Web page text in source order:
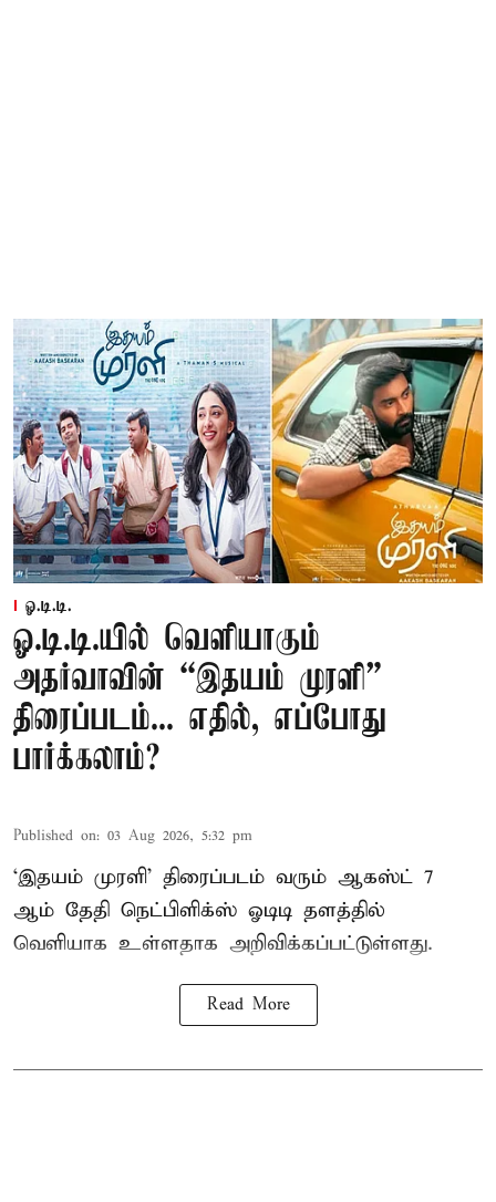
ஓ.டி.டி.
ஓ.டி.டி.யில் வெளியாகும்
அதர்வாவின் “இதயம் முரளி”
திரைப்படம்... எதில், எப்போது
பார்க்கலாம்?
Published on: 03 Aug 2026, 5:32 pm
‘இதயம் முரளி’ திரைப்படம் வரும் ஆகஸ்ட் 7
ஆம் தேதி நெட்பிளிக்ஸ் ஓடிடி தளத்தில்
வெளியாக உள்ளதாக அறிவிக்கப்பட்டுள்ளது.
Read More